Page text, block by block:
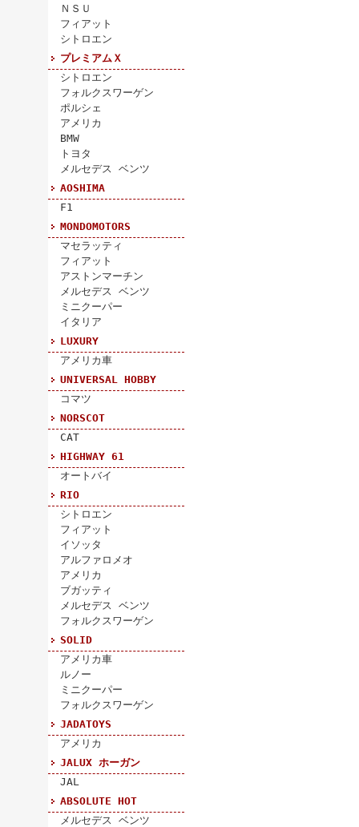
ＮＳＵ
フィアット
シトロエン
プレミアムＸ
シトロエン
フォルクスワーゲン
ポルシェ
アメリカ
BMW
トヨタ
メルセデス ベンツ
AOSHIMA
F1
MONDOMOTORS
マセラッティ
フィアット
アストンマーチン
メルセデス ベンツ
ミニクーパー
イタリア
LUXURY
アメリカ車
UNIVERSAL HOBBY
コマツ
NORSCOT
CAT
HIGHWAY 61
オートバイ
RIO
シトロエン
フィアット
イソッタ
アルファロメオ
アメリカ
ブガッティ
メルセデス ベンツ
フォルクスワーゲン
SOLID
アメリカ車
ルノー
ミニクーパー
フォルクスワーゲン
JADATOYS
アメリカ
JALUX ホーガン
JAL
ABSOLUTE HOT
メルセデス ベンツ